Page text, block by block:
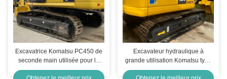
Excavatrice Komatsu PC450 de
seconde main utilisée pour la
construction
Excavateur hydraulique à
grande utilisation Komatsu type
KOMATSU PC 130